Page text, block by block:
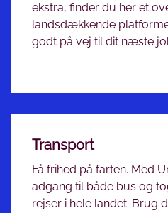
ekstra, finder du her et
landsdækkende
godt på vej til dit næste
Transport
Få frihed på farten. Med
adgang til både bus og
rejser i hele landet. Brug